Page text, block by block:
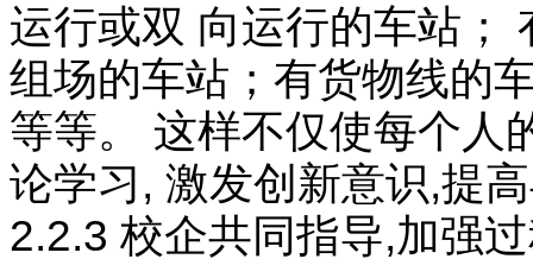
运行或双 向运行的车站；
组场的车站；有货物线的
等等。 这样不仅使每个人
论学习, 激发创新意识,提
2.2.3 校企共同指导,加强